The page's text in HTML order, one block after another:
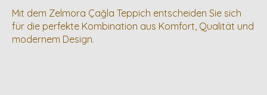
Mit dem Zelmora Çağla Teppich entscheiden Sie sich
für die perfekte Kombination aus Komfort, Qualität und
modernem Design.